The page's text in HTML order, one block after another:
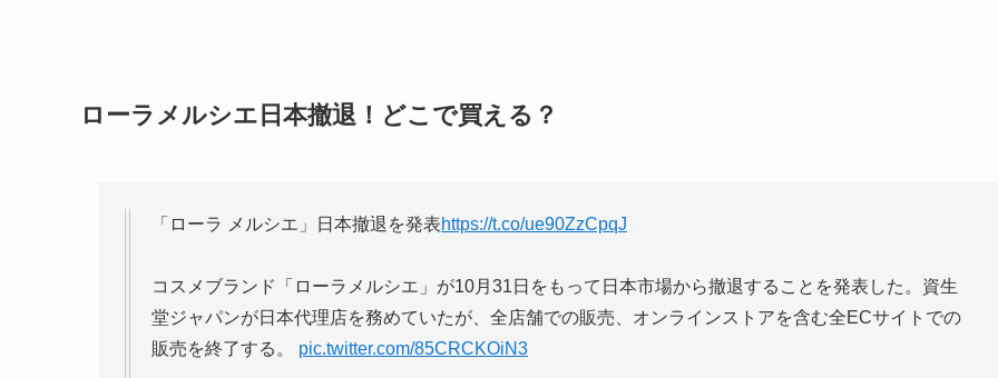
ローラメルシエ日本撤退！どこで買える？
「ローラ メルシエ」日本撤退を発表https://t.co/ue90ZzCpqJ
コスメブランド「ローラメルシエ」が10月31日をもって日本市場から撤退することを発表した。資生
堂ジャパンが日本代理店を務めていたが、全店舗での販売、オンラインストアを含む全ECサイトでの
販売を終了する。 pic.twitter.com/85CRCKOiN3